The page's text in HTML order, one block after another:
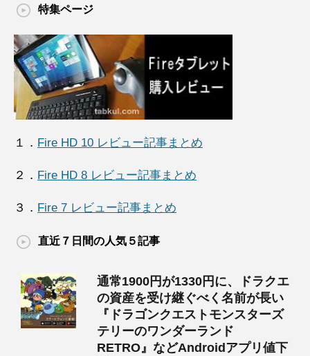
特集ページ
１． Fire HD 10 レビュー記事まとめ
２． Fire HD 8 レビュー記事まとめ
３． Fire 7 レビュー記事まとめ
直近７日間の人気５記事
通常1900円が1330円に、ドラクエ
の資産を受け継ぐべく名前が長い
『ドラゴンクエストモンスターズ
テリーのワンダーランド
RETRO』などAndroidアプリ値下